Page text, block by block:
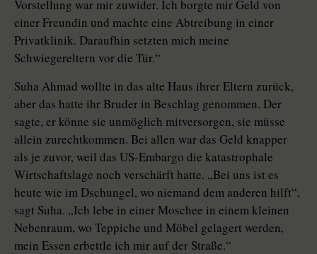
Vorstellung war mir zuwider. Ich borgte mir Geld von
einer Freundin und machte eine Abtreibung in einer
Privatklinik. Daraufhin setzten mich meine
Schwiegereltern vor die Tür.“
Suha Ahmad wollte in das alte Haus ihrer Eltern zurück,
aber das hatte ihr Bruder in Beschlag genommen. Der
sagte, er könne sie unmöglich mitversorgen, sie müsse
allein zurechtkommen. Bei allen war das Geld knapper
als je zuvor, weil das US-Embargo die katastrophale
Wirtschaftslage noch verschärft hatte. „Bei uns ist es
heute wie im Dschungel, wo niemand dem anderen hilft“,
sagt Suha. „Ich lebe in einer Moschee in einem kleinen
Nebenraum, wo Teppiche und Möbel gelagert werden,
mein Essen erbettle ich mir auf der Straße.“